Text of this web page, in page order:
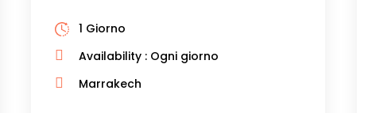
1 Giorno
Availability : Ogni giorno
Marrakech